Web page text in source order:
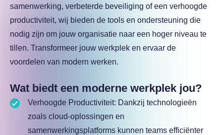
samenwerking, verbeterde beveiliging of een verhoogde
productiviteit, wij bieden de tools en ondersteuning die
nodig zijn om jouw organisatie naar een hoger niveau te
tillen. Transformeer jouw werkplek en ervaar de
voordelen van modern werken.
Wat biedt een moderne werkplek jou?
Verhoogde Productiviteit: Dankzij technologieën
zoals cloud-oplossingen en
samenwerkingsplatforms kunnen teams efficiënter